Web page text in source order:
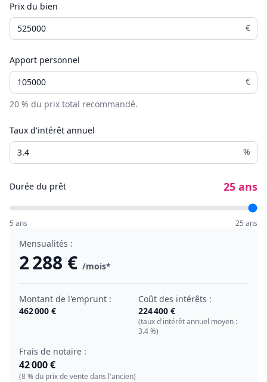
Prix du bien
€
Apport personnel
€
20 % du prix total recommandé.
Taux d'intérêt annuel
%
Durée du prêt 25 ans
5 ans 25 ans
Mensualités :
2 288 € /mois*
Montant de l'emprunt :
462 000 €
Coût des intérêts :
224 400 €
(taux d'intérêt annuel moyen :
3.4%)
Frais de notaire :
42 000 €
(8 % du prix de vente dans l'ancien)